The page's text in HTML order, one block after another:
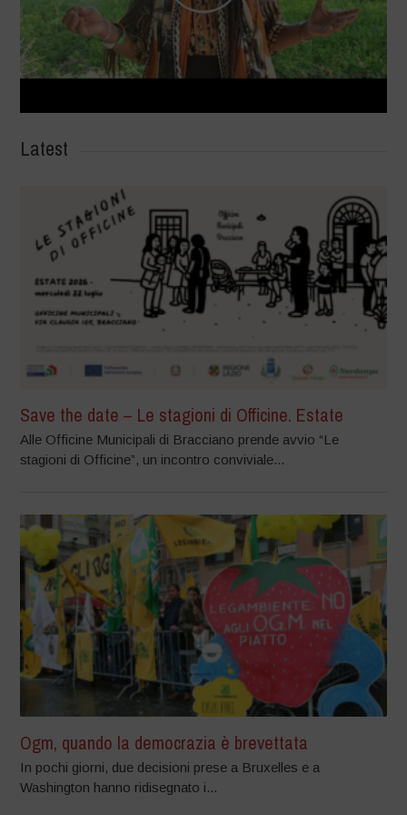
Latest
Save the date – Le stagioni di Officine. Estate
Alle Officine Municipali di Bracciano prende avvio “Le
stagioni di Officine”, un incontro conviviale...
Ogm, quando la democrazia è brevettata
In pochi giorni, due decisioni prese a Bruxelles e a
Washington hanno ridisegnato i...